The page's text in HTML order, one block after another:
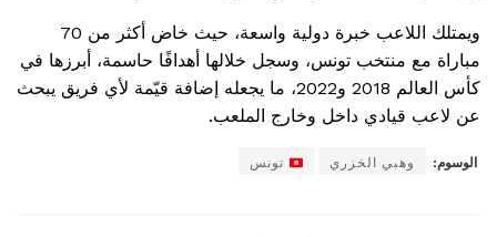
ويمتلك اللاعب خبرة دولية واسعة، حيث خاض أكثر من 70
مباراة مع منتخب تونس، وسجل خلالها أهدافًا حاسمة، أبرزها في
كأس العالم 2018 و2022، ما يجعله إضافة قيّمة لأي فريق يبحث
عن لاعب قيادي داخل وخارج الملعب.
الوسوم: وهبي الخزري تونس